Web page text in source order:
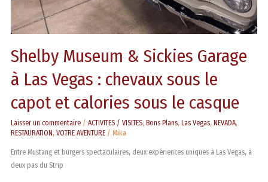
Shelby Museum & Sickies Garage
à Las Vegas : chevaux sous le
capot et calories sous le casque
Laisser un commentaire /ACTIVITES / VISITES,Bons Plans,Las Vegas,NEVADA,
RESTAURATION,VOTRE AVENTURE /Mika
Entre Mustang et burgers spectaculaires, deux expériences uniques à Las Vegas, à
deux pas du Strip
et
sous
casque